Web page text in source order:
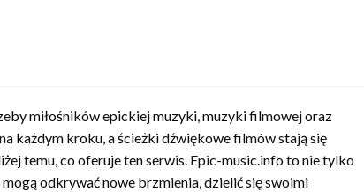
miłośników epickiej muzyki, muzyki filmowej oraz
każdym kroku, a ścieżki dźwiękowe filmów stają się
temu, co oferuje ten serwis. Epic-music.info to nie tylko
odkrywać nowe brzmienia, dzielić się swoimi